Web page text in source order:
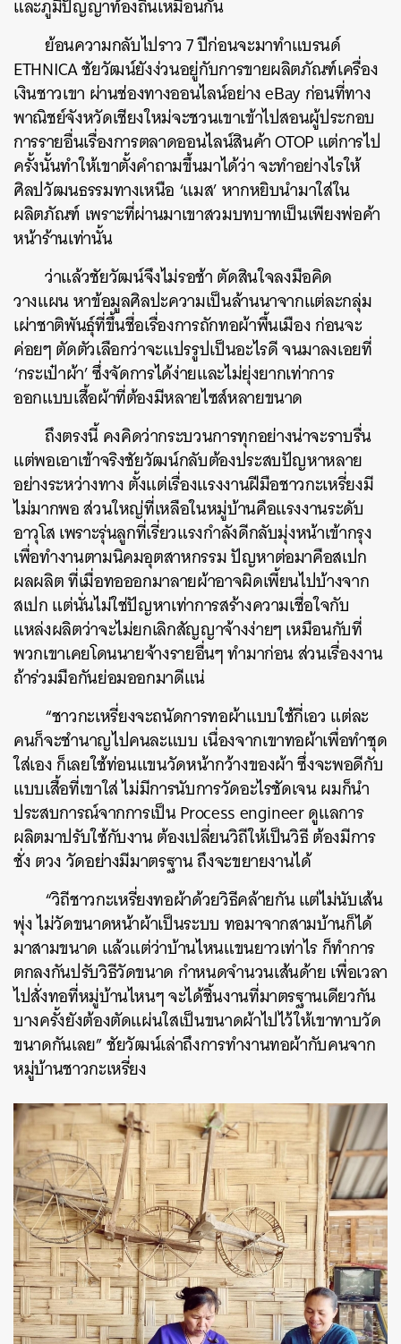
และภูมิปัญญาท้องถิ่นเหมือนกัน
ย้อนความกลับไปราว 7 ปีก่อนจะมาทำแบรนด์
ETHNICA ชัยวัฒน์ยังง่วนอยู่กับการขายผลิตภัณฑ์เครื่อง
เงินชาวเขา ผ่านช่องทางออนไลน์อย่าง eBay ก่อนที่ทาง
พาณิชย์จังหวัดเชียงใหม่จะชวนเขาเข้าไปสอนผู้ประกอบ
การรายอื่นเรื่องการตลาดออนไลน์สินค้า OTOP แต่การไป
ครั้งนั้นทำให้เขาตั้งคำถามขึ้นมาได้ว่า จะทำอย่างไรให้
ศิลปวัฒนธรรมทางเหนือ ‘แมส’ หากหยิบนำมาใส่ใน
ผลิตภัณฑ์ เพราะที่ผ่านมาเขาสวมบทบาทเป็นเพียงพ่อค้า
หน้าร้านเท่านั้น
ว่าแล้วชัยวัฒน์จึงไม่รอช้า ตัดสินใจลงมือคิด
วางแผน หาข้อมูลศิลปะความเป็นล้านนาจากแต่ละกลุ่ม
เผ่าชาติพันธ์ุที่ขึ้นชื่อเรื่องการถักทอผ้าพื้นเมือง ก่อนจะ
ค่อยๆ ตัดตัวเลือกว่าจะแปรรูปเป็นอะไรดี จนมาลงเอยที่
‘กระเป๋าผ้า’ ซึ่งจัดการได้ง่ายและไม่ยุ่งยากเท่าการ
ออกแบบเสื้อผ้าที่ต้องมีหลายไซส์หลายขนาด
ถึงตรงนี้ คงคิดว่ากระบวนการทุกอย่างน่าจะราบรื่น
แต่พอเอาเข้าจริงชัยวัฒน์กลับต้องประสบปัญหาหลาย
อย่างระหว่างทาง ตั้งแต่เรื่องแรงงานฝีมือชาวกะเหรี่ยงมี
ไม่มากพอ ส่วนใหญ่ที่เหลือในหมู่บ้านคือแรงงานระดับ
อาวุโส เพราะรุ่นลูกที่เรี่ยวแรงกำลังดีกลับมุ่งหน้าเข้ากรุง
เพื่อทำงานตามนิคมอุตสาหกรรม ปัญหาต่อมาคือสเปก
ผลผลิต ที่เมื่อทอออกมาลายผ้าอาจผิดเพี้ยนไปบ้างจาก
สเปก แต่นั่นไม่ใช่ปัญหาเท่าการสร้างความเชื่อใจกับ
แหล่งผลิตว่าจะไม่ยกเลิกสัญญาจ้างง่ายๆ เหมือนกับที่
พวกเขาเคยโดนนายจ้างรายอื่นๆ ทำมาก่อน ส่วนเรื่องงาน
ถ้าร่วมมือกันย่อมออกมาดีแน่
“ชาวกะเหรี่ยงจะถนัดการทอผ้าแบบใช้กี่เอว แต่ละ
คนก็จะชำนาญไปคนละแบบ เนื่องจากเขาทอผ้าเพื่อทำชุด
ใส่เอง ก็เลยใช้ท่อนแขนวัดหน้ากว้างของผ้า ซึ่งจะพอดีกับ
แบบเสื้อที่เขาใส่ ไม่มีการนับการวัดอะไรชัดเจน ผมก็นำ
ประสบการณ์จากการเป็น Process engineer ดูแลการ
ผลิตมาปรับใช้กับงาน ต้องเปลี่ยนวิถีให้เป็นวิธี ต้องมีการ
ชั่ง ตวง วัดอย่างมีมาตรฐาน ถึงจะขยายงานได้
“วิถีชาวกะเหรี่ยงทอผ้าด้วยวิธีคล้ายกัน แต่ไม่นับเส้น
พุ่ง ไม่วัดขนาดหน้าผ้าเป็นระบบ ทอมาจากสามบ้านก็ได้
มาสามขนาด แล้วแต่ว่าบ้านไหนแขนยาวเท่าไร ก็ทำการ
ตกลงกันปรับวิธีวัดขนาด กำหนดจำนวนเส้นด้าย เพื่อเวลา
ไปสั่งทอที่หมู่บ้านไหนๆ จะได้ชิ้นงานที่มาตรฐานเดียวกัน
บางครั้งยังต้องตัดแผ่นใสเป็นขนาดผ้าไปไว้ให้เขาทาบวัด
ขนาดกันเลย” ชัยวัฒน์เล่าถึงการทำงานทอผ้ากับคนจาก
หมู่บ้านชาวกะเหรี่ยง